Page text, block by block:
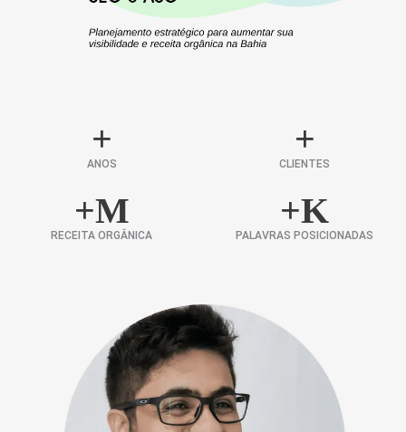
+
ANOS
+
CLIENTES
+M
RECEITA ORGÂNICA
+K
PALAVRAS POSICIONADAS